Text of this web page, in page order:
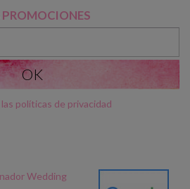
PROMOCIONES
las políticas de privacidad